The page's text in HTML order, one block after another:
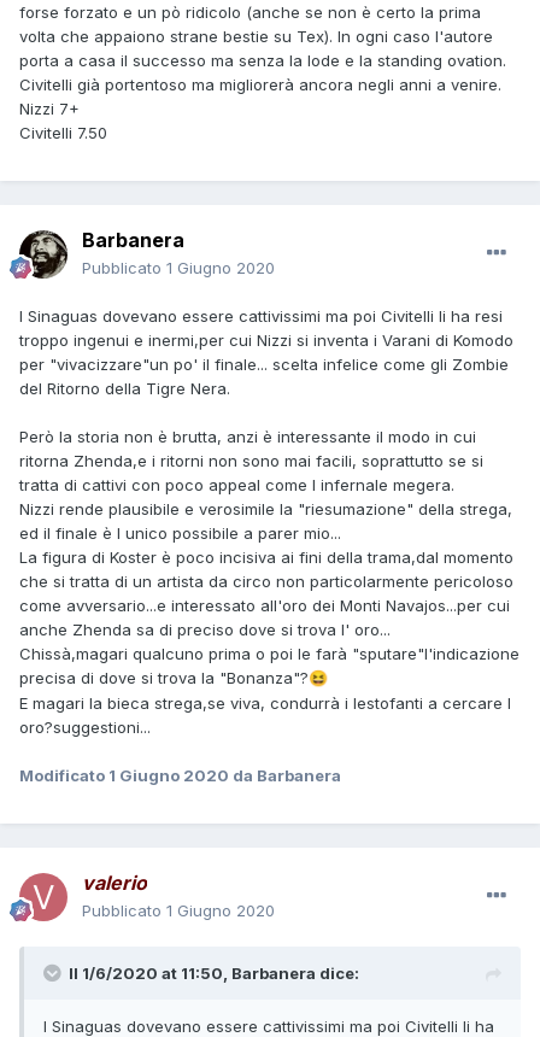
forse forzato e un pò ridicolo (anche se non è certo la prima
volta che appaiono strane bestie su Tex). In ogni caso l'autore
porta a casa il successo ma senza la lode e la standing ovation.
Civitelli già portentoso ma migliorerà ancora negli anni a venire.
Nizzi 7+
Civitelli 7.50
Barbanera
Pubblicato 1 Giugno 2020
I Sinaguas dovevano essere cattivissimi ma poi Civitelli li ha resi
troppo ingenui e inermi,per cui Nizzi si inventa i Varani di Komodo
per "vivacizzare"un po' il finale... scelta infelice come gli Zombie
del Ritorno della Tigre Nera.
Però la storia non è brutta, anzi è interessante il modo in cui
ritorna Zhenda,e i ritorni non sono mai facili, soprattutto se si
tratta di cattivi con poco appeal come l infernale megera.
Nizzi rende plausibile e verosimile la "riesumazione" della strega,
ed il finale è l unico possibile a parer mio...
La figura di Koster è poco incisiva ai fini della trama,dal momento
che si tratta di un artista da circo non particolarmente pericoloso
come avversario...e interessato all'oro dei Monti Navajos...per cui
anche Zhenda sa di preciso dove si trova l' oro...
Chissà,magari qualcuno prima o poi le farà "sputare"l'indicazione
precisa di dove si trova la "Bonanza"?😆
E magari la bieca strega,se viva, condurrà i lestofanti a cercare l
oro?suggestioni...
Modificato 1 Giugno 2020 da Barbanera
valerio
Pubblicato 1 Giugno 2020
Il 1/6/2020 at 11:50, Barbanera dice:
I Sinaguas dovevano essere cattivissimi ma poi Civitelli li ha